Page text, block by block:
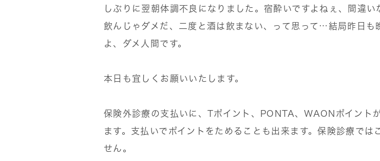
しぶりに翌朝体調不良になりました。宿酔いですよねぇ、間違い
飲んじゃダメだ、二度と酒は飲まない、って思って…結局昨日も
よ、ダメ人間です。
本日も宜しくお願いいたします。
保険外診療の支払いに、Tポイント、PONTA、WAONポイント
ます。支払いでポイントをためることも出来ます。保険診療では
せん。